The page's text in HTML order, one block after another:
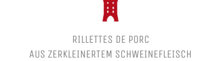
RILLETTES DE PORC
AUS ZERKLEINERTEM SCHWEINEFLEISCH